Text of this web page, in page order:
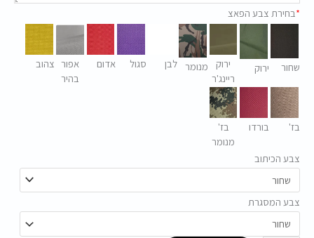
*בחירת צבע הפאצ
שחור ירוק
ירוק
ריינג'ר
מנומר לבן סגול אדום
אפור
בהיר
צהוב
בז' בורדו
בז'
מנומר
צבע הכיתוב
צבע המסגרת